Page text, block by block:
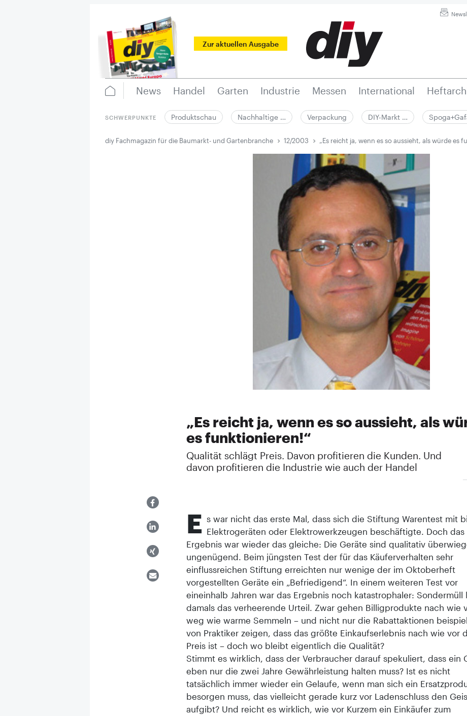
Zur aktuellen Ausgabe
News Handel Garten Industrie Messen International
SCHWERPUNKTE Produktschau Nachhaltige … Verpackung DIY-Markt …
diy Fachmagazin für die Baumarkt- und Gartenbranche 12/2003 „Es reicht ja, wenn es so aussieht, als würde es
„Es reicht ja, wenn es so aussieht, als
es funktionieren!“
Qualität schlägt Preis. Davon profitieren die Kunden. Und
davon profitieren die Industrie wie auch der Handel
E s war nicht das erste Mal, dass sich die Stiftung Warentest mit
Elektrogeräten oder Elektrowerkzeugen beschäftigte. Doch das
Ergebnis war wieder das gleiche: Die Geräte sind qualitativ
ungenügend. Beim jüngsten Test der für das Käuferverhalten sehr
einflussreichen Stiftung erreichten nur wenige der im Oktoberheft
vorgestellten Geräte ein „Befriedigend“. In einem weiteren Test vor
eineinhalb Jahren war das Ergebnis noch katastrophaler: Sondermüll
damals das verheerende Urteil. Zwar gehen Billigprodukte nach wie
weg wie warme Semmeln – und nicht nur die Rabattaktionen
von Praktiker zeigen, dass das größte Einkaufserlebnis nach wie vor
Preis ist – doch wo bleibt eigentlich die Qualität?
Stimmt es wirklich, dass der Verbraucher darauf spekuliert, dass ein
eben nur die zwei Jahre Gewährleistung halten muss? Ist es nicht
tatsächlich immer wieder ein Gelaufe, wenn man sich ein
besorgen muss, das vielleicht gerade kurz vor Ladenschluss den
aufgibt? Und reicht es wirklich, wie vor Kurzem ein Einkäufer zum